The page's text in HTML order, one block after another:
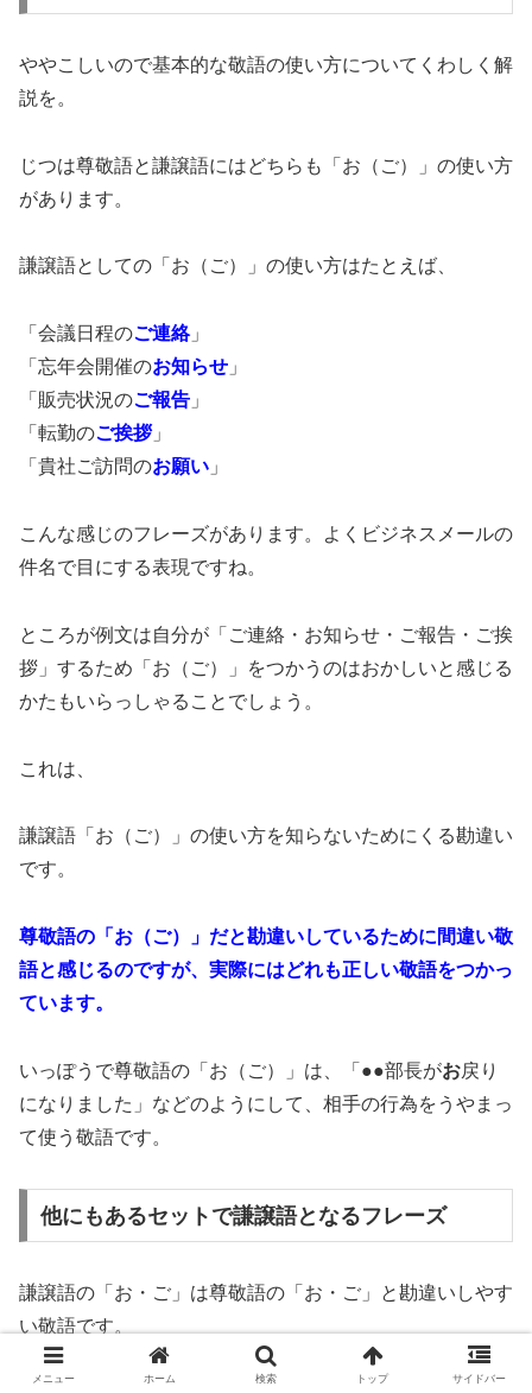
ややこしいので基本的な敬語の使い方についてくわしく解
説を。
じつは尊敬語と謙譲語にはどちらも「お（ご）」の使い方
があります。
謙譲語としての「お（ご）」の使い方はたとえば、
「会議日程のご連絡」
「忘年会開催のお知らせ 」
「販売状況のご報告 」
「転勤のご挨拶」
「貴社ご訪問のお願い 」
こんな感じのフレーズがあります。よくビジネスメールの
件名で目にする表現ですね。
ところが例文は自分が「ご連絡・お知らせ・ご報告・ご挨
拶」するため「お（ご）」をつかうのはおかしいと感じる
かたもいらっしゃることでしょう。
これは、
謙譲語「お（ご）」の使い方を知らないためにくる勘違い
です。
尊敬語の「お（ご）」だと勘違いしているために間違い敬
語と感じるのですが、実際にはどれも正しい敬語をつかっ
ています。
いっぽうで尊敬語の「お（ご）」は、「●●部長がお戻り
になりました」などのようにして、相手の行為をうやまっ
て使う敬語です。
他にもあるセットで謙譲語となるフレーズ
謙譲語の「お・ご」は尊敬語の「お・ご」と勘違いしやす
い敬語です。
メニュー ホーム 検索 トップ サイドバー